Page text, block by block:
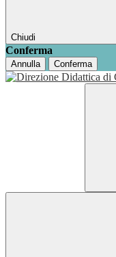
Chiudi
Conferma
Annulla Conferma